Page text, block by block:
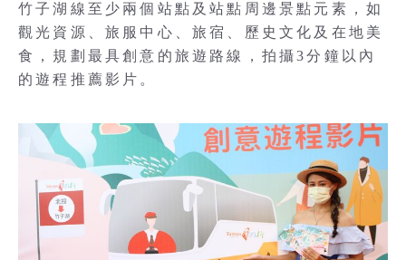
竹子湖線至少兩個站點及站點周邊景點元素，如
觀光資源、旅服中心、旅宿、歷史文化及在地美
食，規劃最具創意的旅遊路線，拍攝3分鐘以內
的遊程推薦影片。